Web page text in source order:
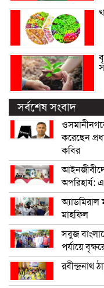
সর্বশেষ সংবাদ
করেছেন
কবির
অপরিহার্য:
অ্যাডমিরাল
মাহফিল
সবুজ
পর্যায়ে
রবীন্দ্রনাথ